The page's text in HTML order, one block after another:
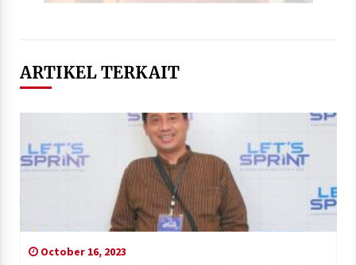
ARTIKEL TERKAIT
October 16, 2023